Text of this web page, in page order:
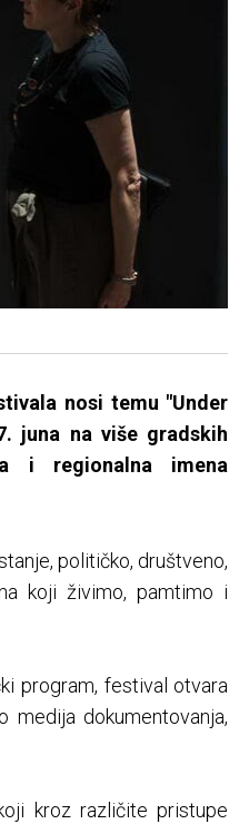
nosi temu "Under
juna na više gradskih
i regionalna imena
političko, društveno,
koji živimo, pamtimo i
program, festival otvara
dokumentovanja,
kroz različite pristupe